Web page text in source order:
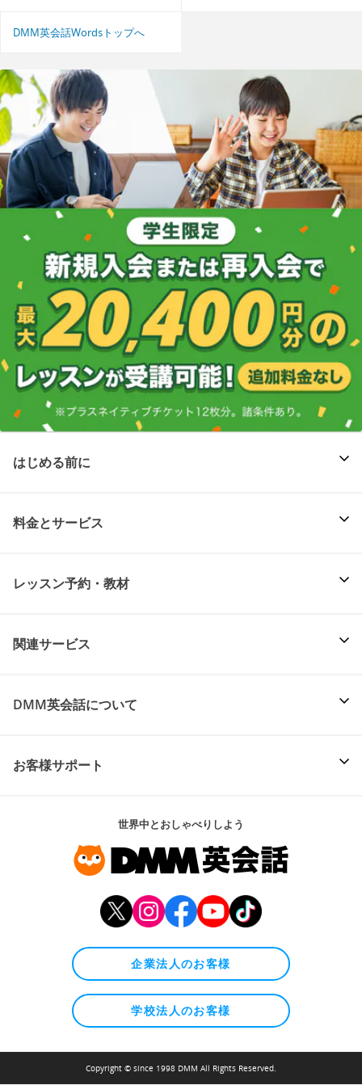
DMM英会話Wordsトップへ
はじめる前に
料金とサービス
レッスン予約・教材
関連サービス
DMM英会話について
お客様サポート
世界中とおしゃべりしよう
企業法人のお客様
学校法人のお客様
Copyright © since 1998 DMM All Rights Reserved.